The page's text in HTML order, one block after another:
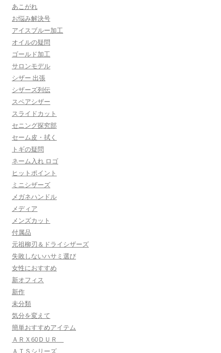
あこがれ
お悩み解決号
アイスブルー加工
オイルの疑問
ゴールド加工
サロンモデル
シザー 出張
シザーズ列伝
スペアシザー
スライドカット
セニング探究部
セーム皮・拭く
トギの疑問
ネーム入れ ロゴ
ヒットポイント
ミニシザーズ
メガネハンドル
メディア
メンズカット
付属品
元祖柳刃＆ドライシザーズ
失敗しないハサミ選び
女性におすすめ
新オフィス
新作
未分類
気分を変えて
簡単おすすめアイテム
ＡＲＸ60ＤＵＲ